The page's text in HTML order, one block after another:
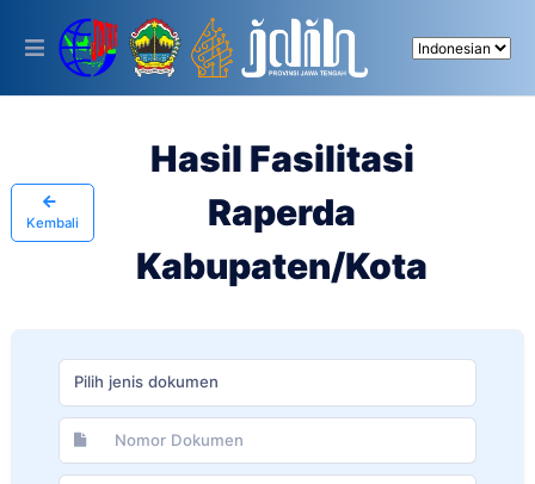
This
includes
Kembali
Hasil Fasilitasi
Raperda
Kabupaten/Kota
Pilih jenis dokumen